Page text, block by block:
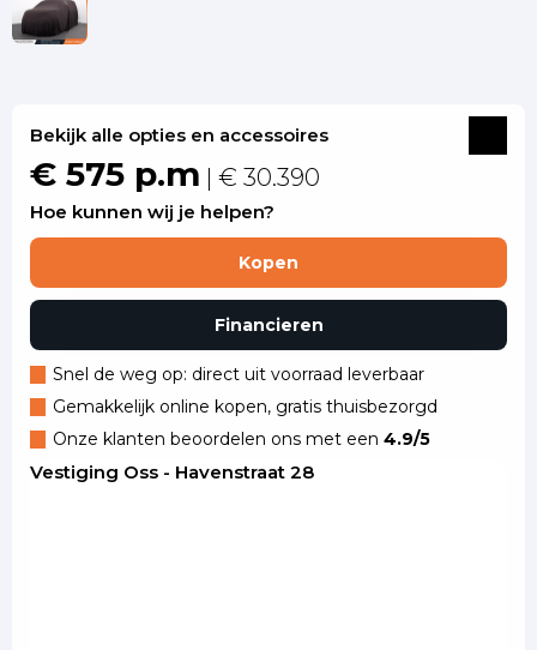
Bekijk alle opties en accessoires
€ 575 p.m | € 30.390
Hoe kunnen wij je helpen?
Kopen
Financieren
Snel de weg op: direct uit voorraad leverbaar
Gemakkelijk online kopen, gratis thuisbezorgd
Onze klanten beoordelen ons met een 4.9/5
Vestiging Oss - Havenstraat 28